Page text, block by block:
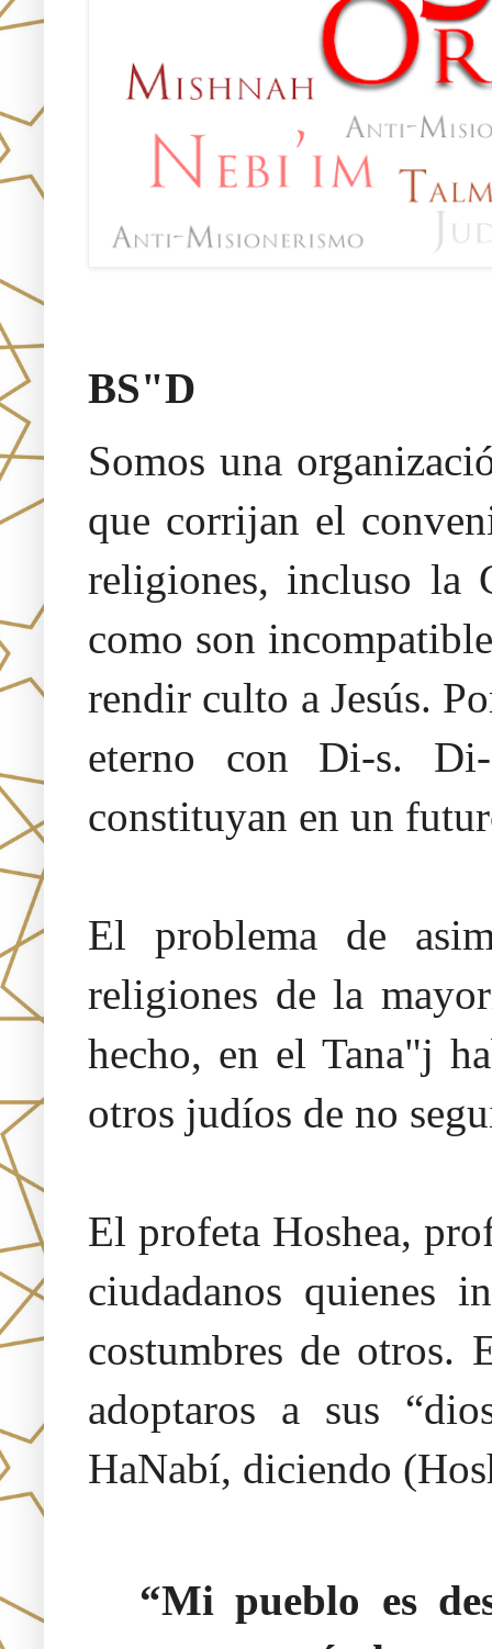
BS"D
Somos una
que corrijan el
religiones, incluso la
como son
rendir culto a Jesús.
eterno con Di-s.
constituyan en un
El problema de
religiones de la
hecho, en el Tana"j
otros judíos de no
El profeta Hoshea,
ciudadanos quienes
costumbres de otros.
adoptaros a sus
HaNabí, diciendo
“Mi pueblo es